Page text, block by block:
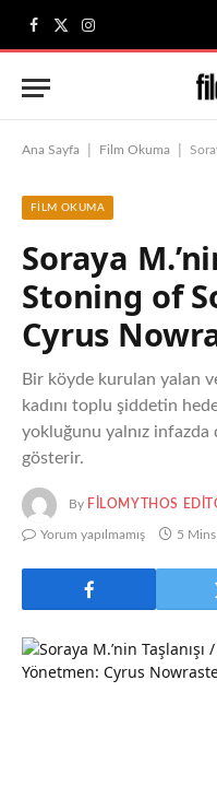
Facebook
X
(Twitter)
Instagram
Ana Sayfa Film Okuma Soraya
FILM OKUMA
Soraya
Stoning of
Cyrus
Bir köyde kurulan yalan
kadını toplu şiddetin
yokluğunu yalnız
gösterir.
By FILOMYTHOS
Yorum yapılmamış 5 Mins